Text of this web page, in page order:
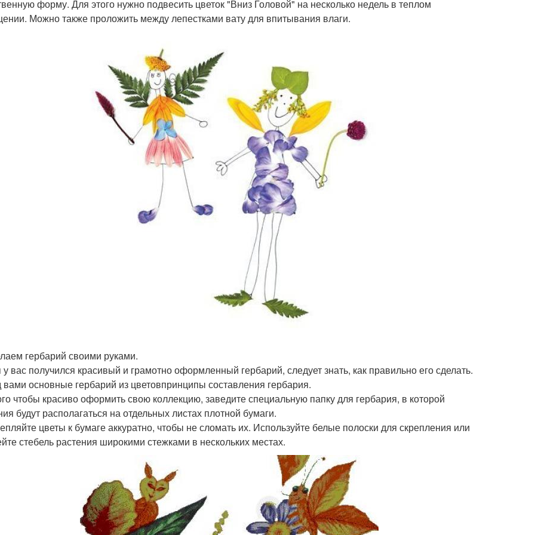
форму. Для этого нужно подвесить цветок "Вниз Головой" на несколько недель в теплом
Можно также проложить между лепестками вату для впитывания влаги.
гербарий своими руками.
вас получился красивый и грамотно оформленный гербарий, следует знать, как правильно его сделать.
основные гербарий из цветовпринципы составления гербария.
чтобы красиво оформить свою коллекцию, заведите специальную папку для гербария, в которой
будут располагаться на отдельных листах плотной бумаги.
цветы к бумаге аккуратно, чтобы не сломать их. Используйте белые полоски для скрепления или
стебель растения широкими стежками в нескольких местах.